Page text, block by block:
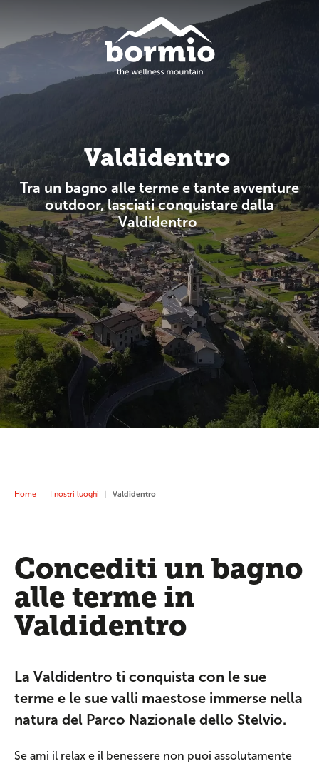
Valdidentro
Tra un bagno alle terme e tante avventure
outdoor, lasciati conquistare dalla
Valdidentro
Home I nostri luoghi Valdidentro
Concediti un bagno
alle terme in
Valdidentro
La Valdidentro ti conquista con le sue
terme e le sue valli maestose immerse nella
natura del Parco Nazionale dello Stelvio.
Se ami il relax e il benessere non puoi assolutamente